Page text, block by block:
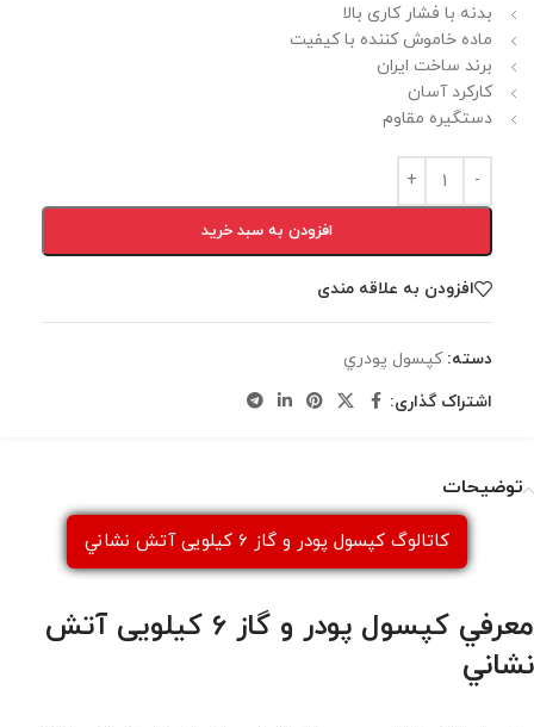
بدنه با فشار کاری بالا
ماده خاموش کننده با کیفیت
برند ساخت ایران
کارکرد آسان
دستگیره مقاوم
افزودن به سبد خرید
افزودن به علاقه مندی
دسته: كپسول پودري
اشتراک گذاری:
توضیحات
كاتالوگ كپسول پودر و گاز 6 كيلويی آتش نشاني
معرفي كپسول پودر و گاز 6 كيلويی آتش
نشاني